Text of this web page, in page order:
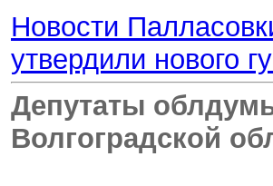
Новости
утвердили нового
Депутаты
Волгоградской